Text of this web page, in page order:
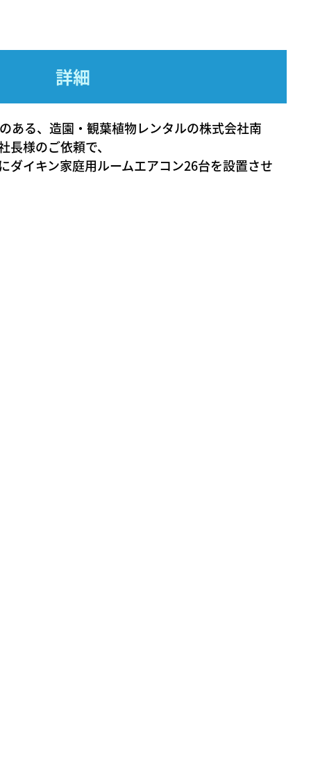
詳細
ある、造園・観葉植物レンタルの株式会社南
様のご依頼で、
ダイキン家庭用ルームエアコン26台を設置させ